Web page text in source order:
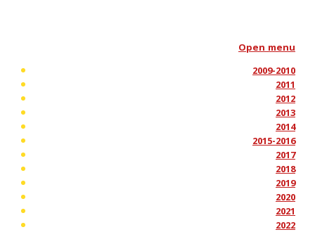
Open menu
2009-2010
2011
2012
2013
2014
2015-2016
2017
2018
2019
2020
2021
2022